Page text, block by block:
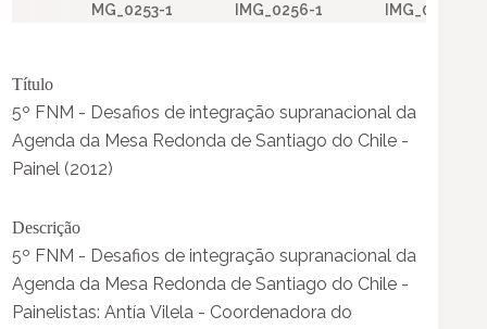
IMG_0253-1 IMG_0256-1 IMG_0261-1
Título
5º FNM - Desafios de integração supranacional da
Agenda da Mesa Redonda de Santiago do Chile -
Painel (2012)
Descrição
5º FNM - Desafios de integração supranacional da
Agenda da Mesa Redonda de Santiago do Chile -
Painelistas: Antía Vilela - Coordenadora do